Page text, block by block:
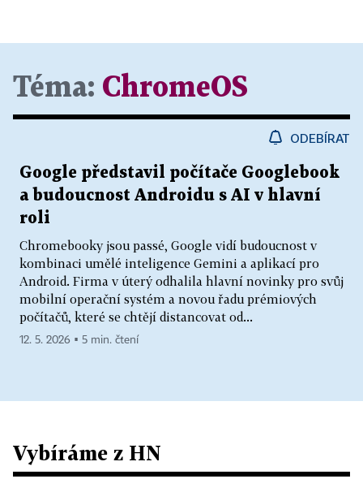
Téma: ChromeOS
ODEBÍRAT
Google představil počítače Googlebook
a budoucnost Androidu s AI v hlavní
roli
Chromebooky jsou passé, Google vidí budoucnost v
kombinaci umělé inteligence Gemini a aplikací pro
Android. Firma v úterý odhalila hlavní novinky pro svůj
mobilní operační systém a novou řadu prémiových
počítačů, které se chtějí distancovat od...
12. 5. 2026 ▪ 5 min. čtení
Vybíráme z HN